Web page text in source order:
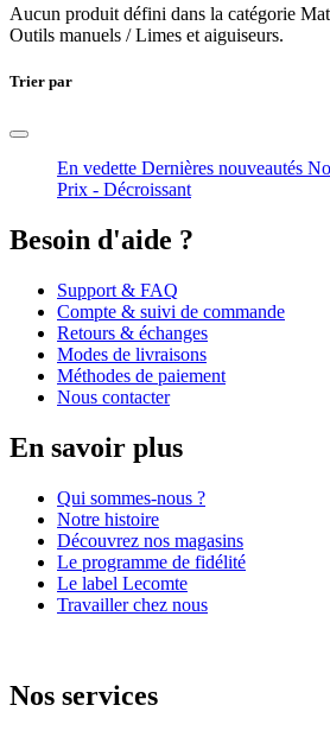
Aucun produit défini dans la catégorie
Outils manuels / Limes et aiguiseurs.
Trier par
En vedette Dernières nouveautés
Prix - Décroissant
Besoin d'aide ?
Support & FAQ
Compte & suivi de commande
Retours & échanges
Modes de livraisons
Méthodes de paiement
Nous contacter
En savoir plus
Qui sommes-nous ?
Notre histoire
Découvrez nos magasins
Le programme de fidélité
Le label Lecomte
Travailler chez nous
Nos services